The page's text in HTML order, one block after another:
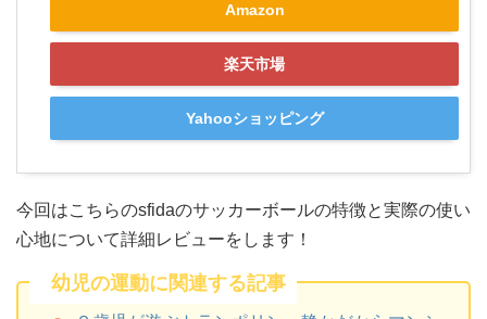
Amazon
楽天市場
Yahooショッピング
今回はこちらのsfidaのサッカーボールの特徴と実際の使い
心地について詳細レビューをします！
幼児の運動に関連する記事